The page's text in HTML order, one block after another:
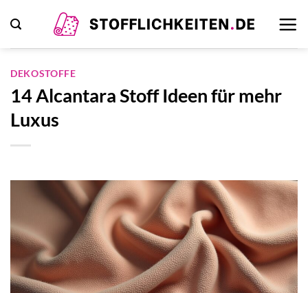
Inhalt
springen
DEKOSTOFFE
14 Alcantara Stoff Ideen für mehr
Luxus